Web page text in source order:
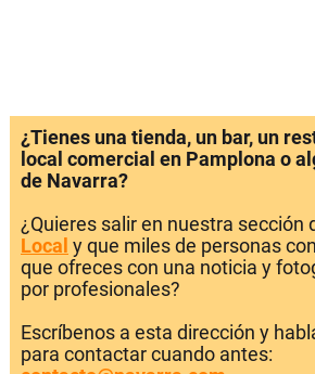
¿Tienes una tienda, un bar, un
local comercial en Pamplona o
de Navarra?
¿Quieres salir en nuestra sección
Local y que miles de personas
que ofreces con una noticia y
por profesionales?
Escríbenos a esta dirección y
para contactar cuando antes: